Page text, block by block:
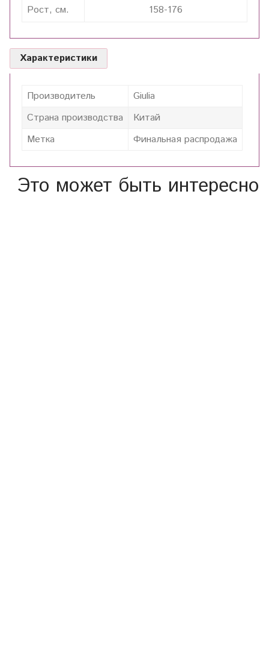
Рост, см.
158-176
Характеристики
Производитель
Giulia
Страна производства
Китай
Метка
Финальная распродажа
Это может быть интересно